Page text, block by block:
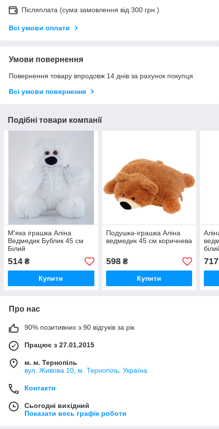
Післяплата (сума замовлення від 300 грн.)
Всі умови оплати
Умови повернення
Повернення товару впродовж 14 днів за рахунок покупця
Всі умови повернення
Подібні товари компанії
М'яка іграшка Аліна
Ведмедик Бублик 45 см
Білий
514 ₴
Купити
Подушка-іграшка Аліна
ведмедик 45 см коричнева
598₴
Купити
717
Про нас
90% позитивних з 90 відгуків за рік
Працює з 27.01.2015
м. м. Тернопіль
вул. Живова 10, м. Тернопіль, Україна
Контакти
Сьогодні вихідний
Показати весь графік роботи